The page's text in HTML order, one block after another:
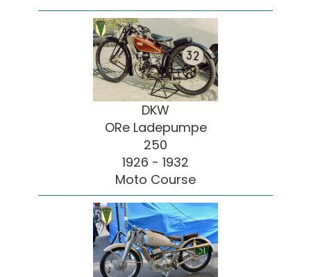
DKW
ORe Ladepumpe
250
1926 - 1932
Moto Course